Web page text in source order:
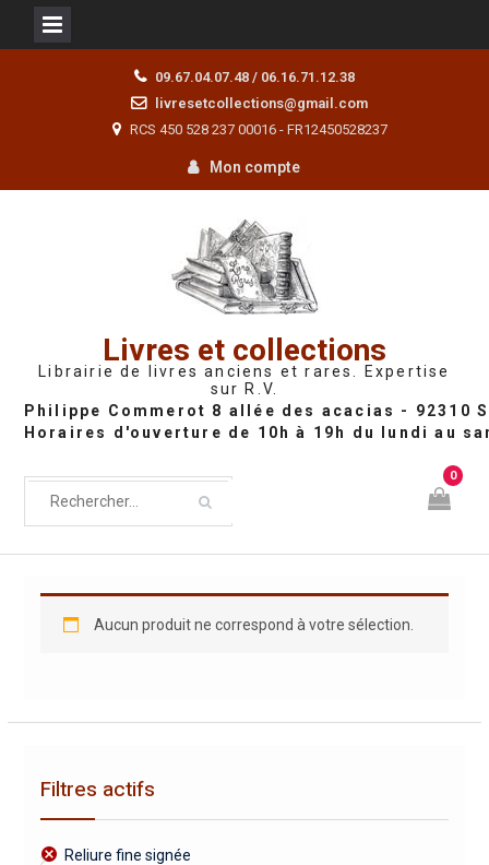
09.67.04.07.48 / 06.16.71.12.38
livresetcollections@gmail.com
RCS 450 528 237 00016 - FR12450528237
Mon compte
Livres et collections
Librairie de livres anciens et rares. Expertise
sur R.V.
0
Aucun produit ne correspond à votre sélection.
Filtres actifs
Reliure fine signée